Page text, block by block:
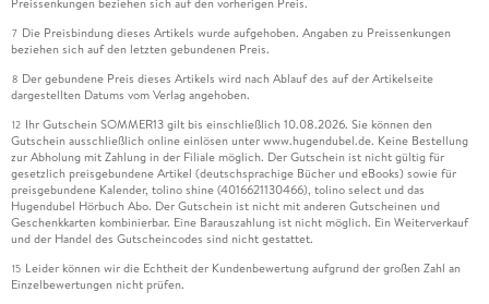
7 Die Preisbindung dieses Artikels wurde aufgehoben. Angaben zu Preissenkungen
beziehen sich auf den letzten gebundenen Preis.
8 Der gebundene Preis dieses Artikels wird nach Ablauf des auf der Artikelseite
dargestellten Datums vom Verlag angehoben.
12 Ihr Gutschein SOMMER13 gilt bis einschließlich 10.08.2026. Sie können den
Gutschein ausschließlich online einlösen unter www.hugendubel.de. Keine Bestellung
zur Abholung mit Zahlung in der Filiale möglich. Der Gutschein ist nicht gültig für
gesetzlich preisgebundene Artikel (deutschsprachige Bücher und eBooks) sowie für
preisgebundene Kalender, tolino shine (4016621130466), tolino select und das
Hugendubel Hörbuch Abo. Der Gutschein ist nicht mit anderen Gutscheinen und
Geschenkkarten kombinierbar. Eine Barauszahlung ist nicht möglich. Ein Weiterverkauf
und der Handel des Gutscheincodes sind nicht gestattet.
15 Leider können wir die Echtheit der Kundenbewertung aufgrund der großen Zahl an
Einzelbewertungen nicht prüfen.